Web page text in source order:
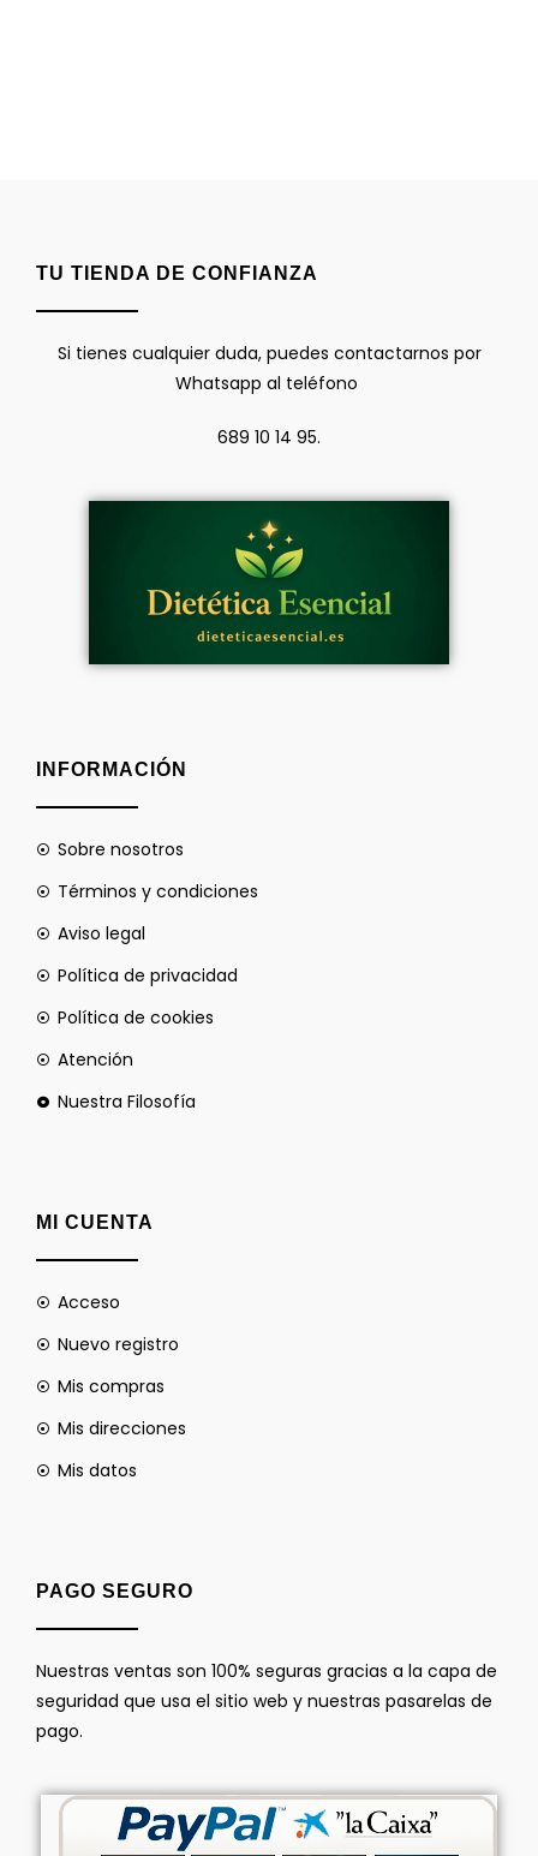
TU TIENDA DE CONFIANZA
Si tienes cualquier duda, puedes contactarnos por
Whatsapp al teléfono
689 10 14 95.
INFORMACIÓN
Sobre nosotros
Términos y condiciones
Aviso legal
Política de privacidad
Política de cookies
Atención
Nuestra Filosofía
MI CUENTA
Acceso
Nuevo registro
Mis compras
Mis direcciones
Mis datos
PAGO SEGURO
Nuestras ventas son 100% seguras gracias a la capa de
seguridad que usa el sitio web y nuestras pasarelas de
pago.